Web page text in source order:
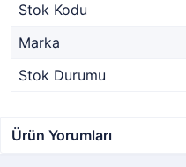
Stok Kodu
Marka
Stok Durumu
Ürün Yorumları